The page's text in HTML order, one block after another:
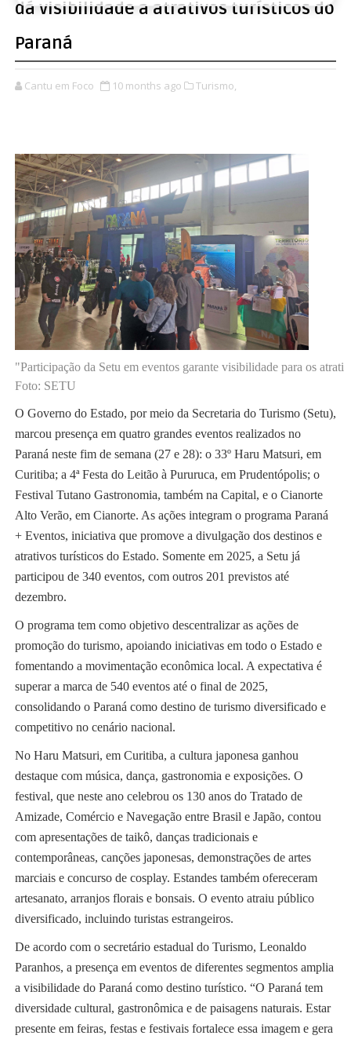
dá visibilidade a atrativos turísticos do
Paraná
Cantu em Foco 10 months ago Turismo,
"Participação da Setu em eventos garante visibilidade para os
Foto: SETU
O Governo do Estado, por meio da Secretaria do Turismo (Setu),
marcou presença em quatro grandes eventos realizados no
Paraná neste fim de semana (27 e 28): o 33º Haru Matsuri, em
Curitiba; a 4ª Festa do Leitão à Pururuca, em Prudentópolis; o
Festival Tutano Gastronomia, também na Capital, e o Cianorte
Alto Verão, em Cianorte. As ações integram o programa Paraná
+ Eventos, iniciativa que promove a divulgação dos destinos e
atrativos turísticos do Estado. Somente em 2025, a Setu já
participou de 340 eventos, com outros 201 previstos até
dezembro.
O programa tem como objetivo descentralizar as ações de
promoção do turismo, apoiando iniciativas em todo o Estado e
fomentando a movimentação econômica local. A expectativa é
superar a marca de 540 eventos até o final de 2025,
consolidando o Paraná como destino de turismo diversificado e
competitivo no cenário nacional.
No Haru Matsuri, em Curitiba, a cultura japonesa ganhou
destaque com música, dança, gastronomia e exposições. O
festival, que neste ano celebrou os 130 anos do Tratado de
Amizade, Comércio e Navegação entre Brasil e Japão, contou
com apresentações de taikô, danças tradicionais e
contemporâneas, canções japonesas, demonstrações de artes
marciais e concurso de cosplay. Estandes também ofereceram
artesanato, arranjos florais e bonsais. O evento atraiu público
diversificado, incluindo turistas estrangeiros.
De acordo com o secretário estadual do Turismo, Leonaldo
Paranhos, a presença em eventos de diferentes segmentos amplia
a visibilidade do Paraná como destino turístico. “O Paraná tem
diversidade cultural, gastronômica e de paisagens naturais. Estar
presente em feiras, festas e festivais fortalece essa imagem e gera